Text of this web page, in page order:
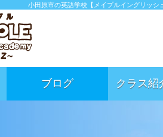
小田原市の英語学校【メイプルイングリッ
ブログ クラス紹